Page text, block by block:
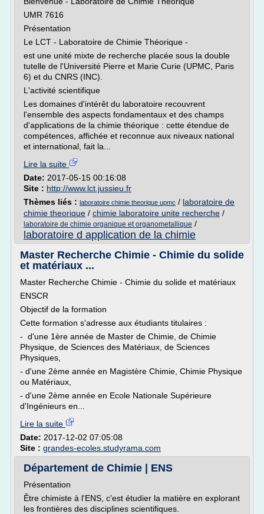
UMR 7616
Présentation
Le LCT - Laboratoire de Chimie Théorique -
est une unité mixte de recherche placée sous la double
tutelle de l'Université Pierre et Marie Curie (UPMC, Paris
6) et du CNRS (INC).
L'activité scientifique
Les domaines d'intérêt du laboratoire recouvrent
l'ensemble des aspects fondamentaux et des champs
d'applications de la chimie théorique : cette étendue de
compétences, affichée et reconnue aux niveaux national
et international, fait la...
Lire la suite
Date: 2017-05-15 00:16:08
Site : http://www.lct.jussieu.fr
Thèmes liés : laboratoire chimie theorique upmc / laboratoire de
chimie theorique / chimie laboratoire unite recherche /
laboratoire de chimie organique et organometallique /
laboratoire d application de la chimie
Master Recherche Chimie - Chimie du solide
et matériaux ...
Master Recherche Chimie - Chimie du solide et matériaux
ENSCR
Objectif de la formation
Cette formation s'adresse aux étudiants titulaires :
- d'une 1ère année de Master de Chimie, de Chimie
Physique, de Sciences des Matériaux, de Sciences
Physiques,
- d'une 2ème année en Magistère Chimie, Chimie Physique
ou Matériaux,
- d'une 2ème année en Ecole Nationale Supérieure
d'Ingénieurs en...
Lire la suite
Date: 2017-12-02 07:05:08
Site : grandes-ecoles.studyrama.com
Département de Chimie | ENS
Présentation
Être chimiste à l'ENS, c'est étudier la matière en explorant
les frontières des disciplines scientifiques.